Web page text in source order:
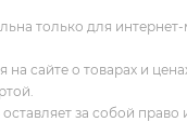
только для
сайте о товарах и
за собой